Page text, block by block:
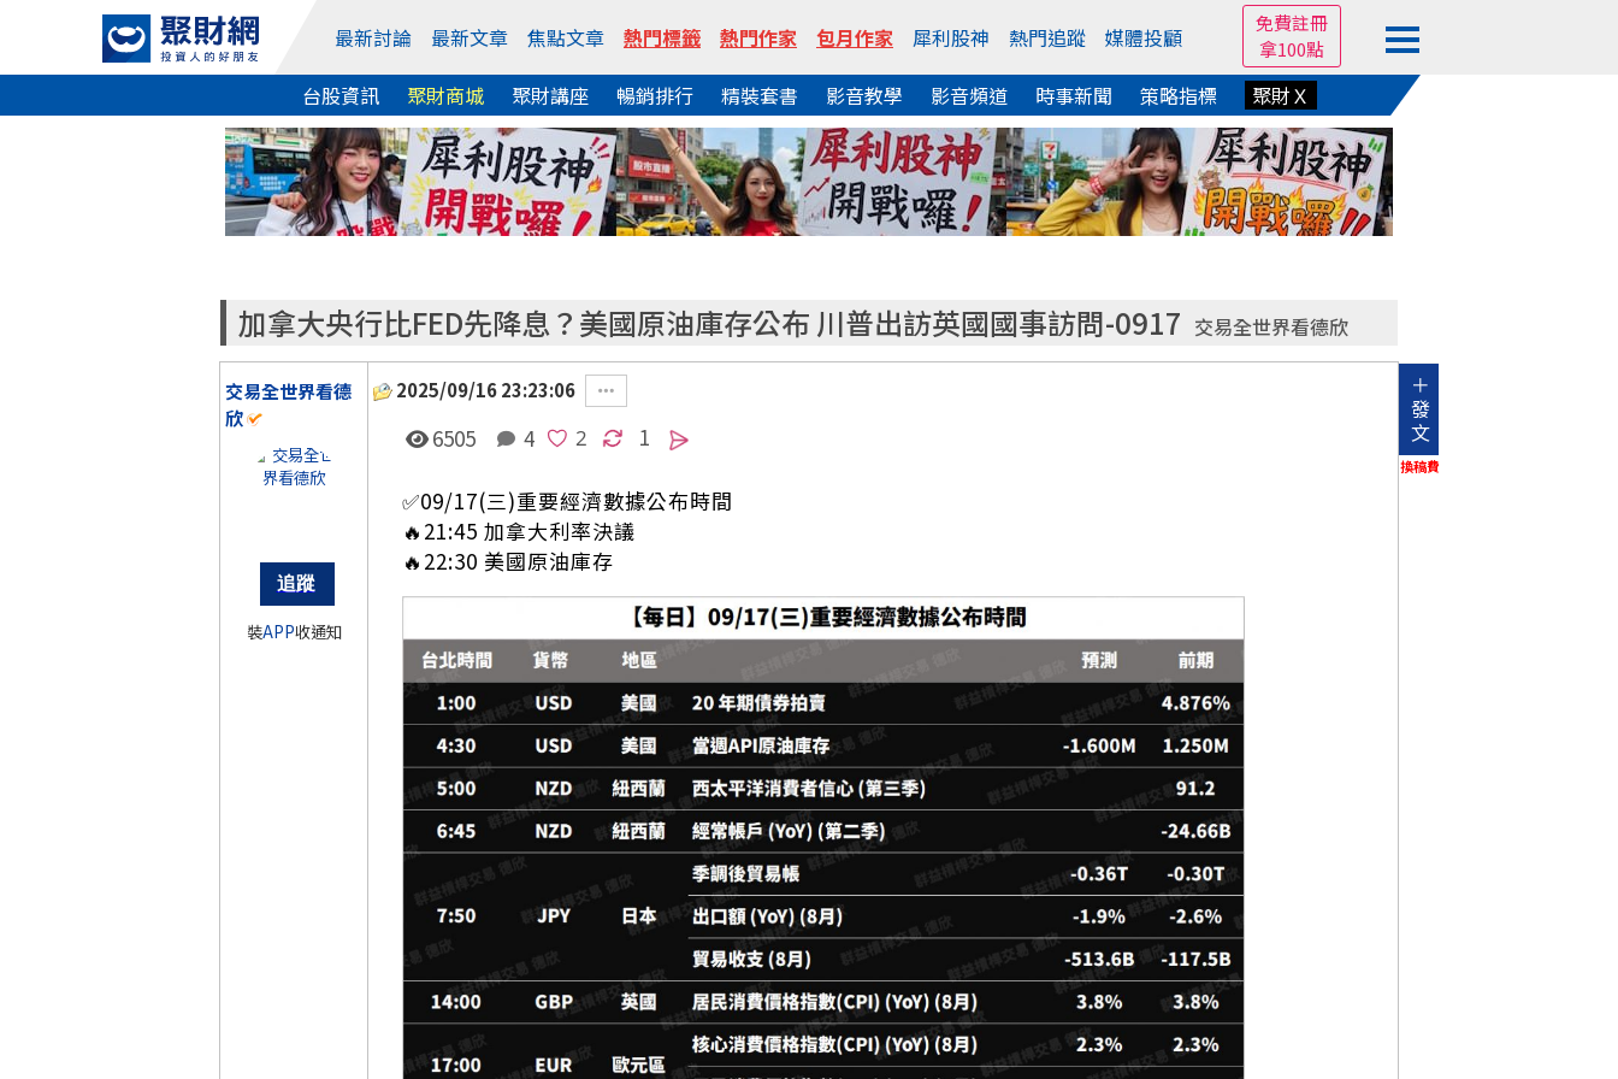
最新討論 最新文章 焦點文章 熱門標籤 熱門作家 包月作家 犀利股神 熱門追蹤 媒體投顧
免費註冊
拿100點
台股資訊 聚財商城 聚財講座 暢銷排行 精裝套書 影音教學 影音頻道 時事新聞 策略指標 聚財Ｘ
加拿大央行比FED先降息？美國原油庫存公布 川普出訪英國國事訪問-0917 交易全世界看德欣
交易全世界看德
欣
裝APP收通知
2025/09/16 23:23:06
＋
發
文
換稿費
6505 4 1
✅09/17(三)重要經濟數據公布時間
🔥21:45 加拿大利率決議
🔥22:30 美國原油庫存